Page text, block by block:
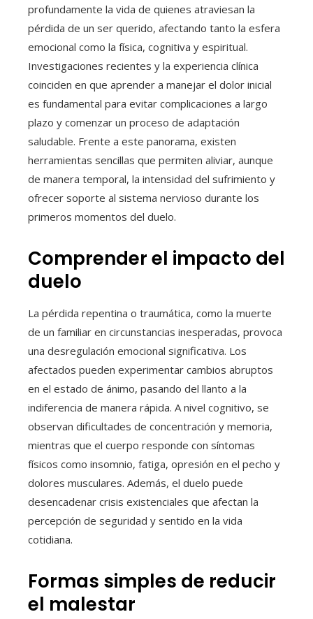
profundamente la vida de quienes atraviesan la
pérdida de un ser querido, afectando tanto la esfera
emocional como la física, cognitiva y espiritual.
Investigaciones recientes y la experiencia clínica
coinciden en que aprender a manejar el dolor inicial
es fundamental para evitar complicaciones a largo
plazo y comenzar un proceso de adaptación
saludable. Frente a este panorama, existen
herramientas sencillas que permiten aliviar, aunque
de manera temporal, la intensidad del sufrimiento y
ofrecer soporte al sistema nervioso durante los
primeros momentos del duelo.
Comprender el impacto del
duelo
La pérdida repentina o traumática, como la muerte
de un familiar en circunstancias inesperadas, provoca
una desregulación emocional significativa. Los
afectados pueden experimentar cambios abruptos
en el estado de ánimo, pasando del llanto a la
indiferencia de manera rápida. A nivel cognitivo, se
observan dificultades de concentración y memoria,
mientras que el cuerpo responde con síntomas
físicos como insomnio, fatiga, opresión en el pecho y
dolores musculares. Además, el duelo puede
desencadenar crisis existenciales que afectan la
percepción de seguridad y sentido en la vida
cotidiana.
Formas simples de reducir
el malestar